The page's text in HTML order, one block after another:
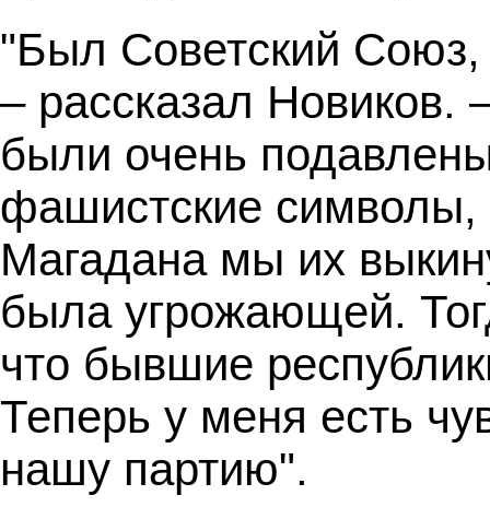
"Был Советский Союз,
– рассказал Новиков.
были очень
фашистские символы,
Магадана мы их
была угрожающей.
что бывшие
Теперь у меня есть
нашу партию".